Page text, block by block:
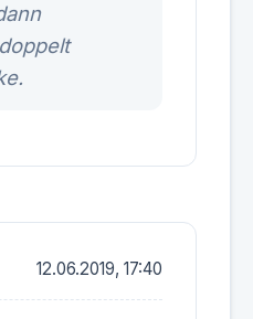
12.06.2019, 17:40